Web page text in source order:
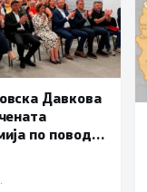
Давкова
по повод